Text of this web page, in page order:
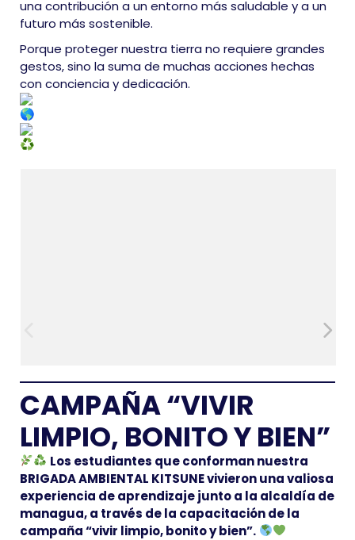
una contribución a un entorno más saludable y a un
futuro más sostenible.
Porque proteger nuestra tierra no requiere grandes
gestos, sino la suma de muchas acciones hechas
con conciencia y dedicación.
CAMPAÑA “VIVIR
LIMPIO, BONITO Y BIEN”
Los estudiantes que conforman nuestra
BRIGADA AMBIENTAL KITSUNE vivieron una valiosa
experiencia de aprendizaje junto a la alcaldía de
managua, a través de la capacitación de la
campaña “vivir limpio, bonito y bien”.